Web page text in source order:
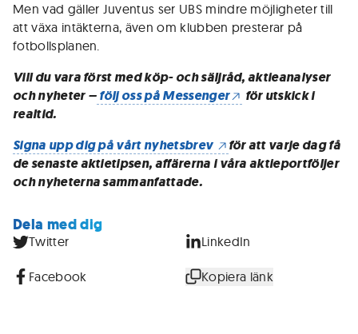
Men vad gäller Juventus ser UBS mindre möjligheter till
att växa intäkterna, även om klubben presterar på
fotbollsplanen.
Vill du vara först med köp- och säljråd, aktieanalyser
och nyheter –följ oss på Messenger
för utskick i
realtid.
Signa upp dig på vårt nyhetsbrev
för att varje dag få
de senaste aktietipsen, affärerna i våra aktieportföljer
och nyheterna sammanfattade.
Dela med dig
Twitter LinkedIn
Facebook Kopiera länk